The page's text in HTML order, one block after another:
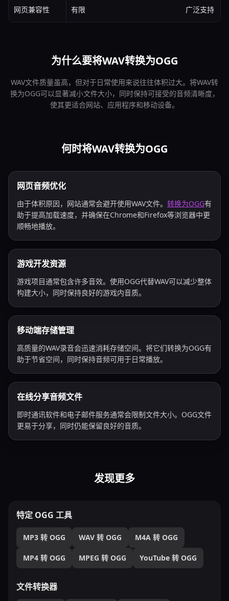
网页兼容性 有限 广泛支持
为什么要将WAV转换为OGG
WAV文件质量虽高，但对于日常使用来说往往体积过大。将WAV转
换为OGG可以显著减小文件大小，同时保持可接受的音频清晰度，
使其更适合网站、应用程序和移动设备。
何时将WAV转换为OGG
网页音频优化
由于体积原因，网站通常会避开使用WAV文件。 转换为OGG有
助于提高加载速度，并确保在Chrome和Firefox等浏览器中更
顺畅地播放。
游戏开发资源
游戏项目通常包含许多音效。使用OGG代替WAV可以减少整体
构建大小，同时保持良好的游戏内音质。
移动端存储管理
高质量的WAV录音会迅速消耗存储空间。将它们转换为OGG有
助于节省空间，同时保持音频可用于日常播放。
在线分享音频文件
即时通讯软件和电子邮件服务通常会限制文件大小。OGG文件
更易于分享，同时仍能保留良好的音质。
发现更多
特定 OGG 工具
MP3 转 OGG WAV 转 OGG M4A 转 OGG
MP4 转 OGG MPEG 转 OGG YouTube 转 OGG
文件转换器